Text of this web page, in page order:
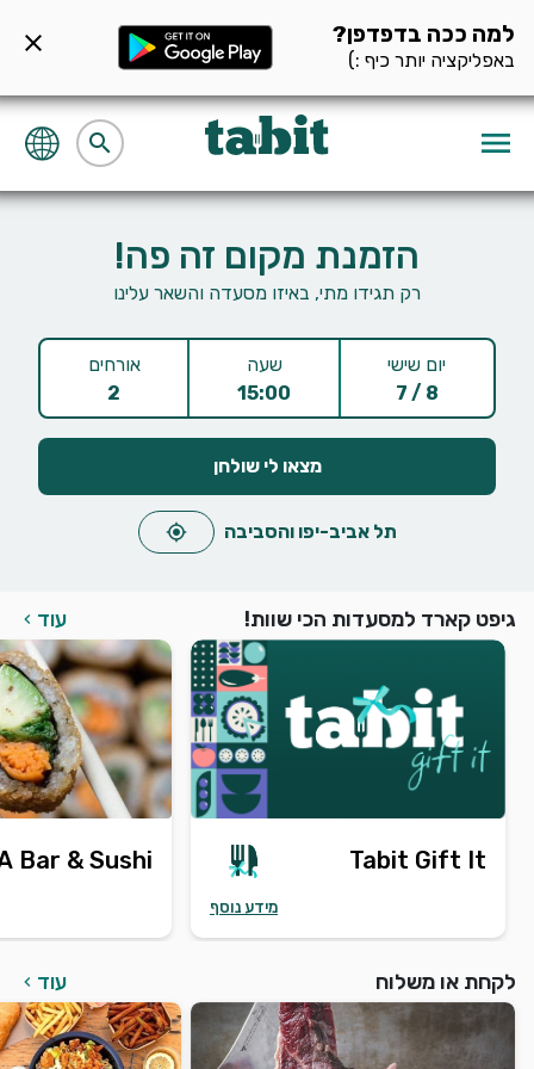
למה ככה בדפדפן?
באפליקציה יותר כיף :)
close
menu
search
הזמנת מקום זה פה!
רק תגידו מתי, באיזו מסעדה והשאר עלינו
יום שישי
8 / 7
שעה
15:00
אורחים
2
מצאו לי שולחן
תל אביב-יפו והסביבה my_location
גיפט קארד למסעדות הכי שוות! עוד keyboard_arrow_left
Tabit Gift It
מידע נוסף
Bar & Sushi
לקחת או משלוח עוד keyboard_arrow_left